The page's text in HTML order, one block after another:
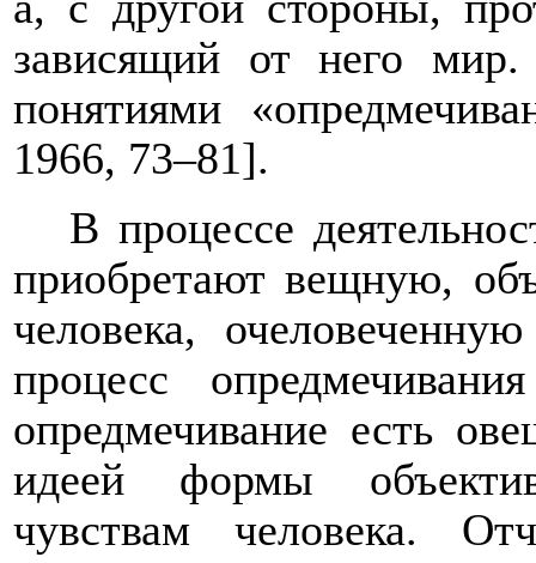
зависящий от него мир.
понятиями
1966, 73–81].
В процессе
приобретают вещную,
человека,
процесс
опредмечивание есть
идеей формы
чувствам человека.